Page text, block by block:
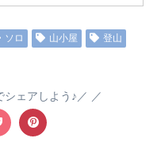
ソロ 山小屋 登山
シェアしよう♪／